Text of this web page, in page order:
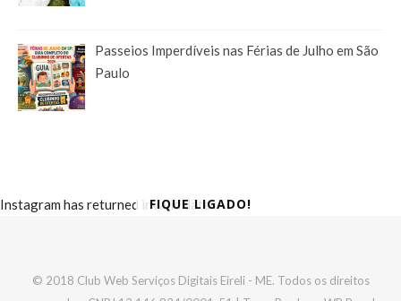
Passeios Imperdíveis nas Férias de Julho em São
Paulo
FIQUE LIGADO!
Instagram has returned invalid data.
© 2018 Club Web Serviços Digitais Eireli - ME. Todos os direitos